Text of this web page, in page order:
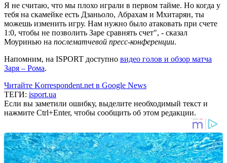
Я не считаю, что мы плохо играли в первом тайме. Но когда у
тебя на скамейке есть Дзаньоло, Абрахам и Мхитарян, ты
можешь изменить игру. Нам нужно было атаковать при счете
1:0, чтобы не позволить Заре сравнять счет", - сказал
Моуринью на послематчевой пресс-конференции.
Напомним, на ISPORT доступно видео голов и обзор матча
Заря – Рома.
Читайте Korrespondent.net в Google News
ТЕГИ: isport.ua
Если вы заметили ошибку, выделите необходимый текст и
нажмите Ctrl+Enter, чтобы сообщить об этом редакции.